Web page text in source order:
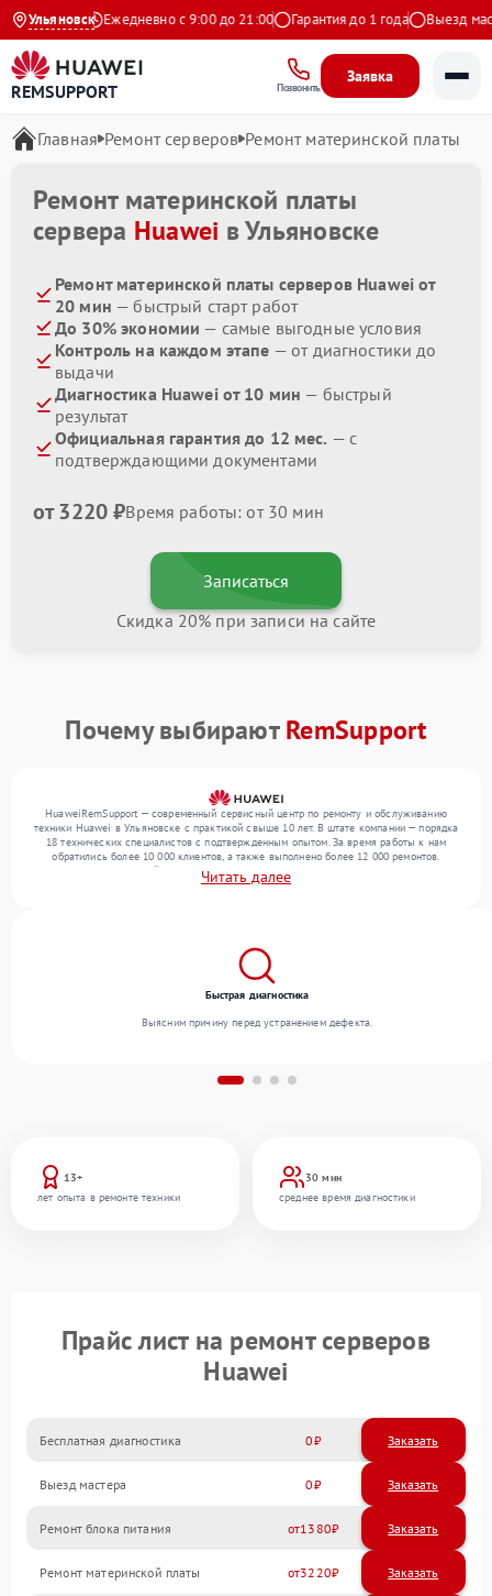
Ульяновск
на Яндекс Ежедневно с 9:00 до 21:00 Гарантия до 1 года Выезд
REMSUPPORT Позвонить
Заявка
Главная Ремонт серверов Ремонт материнской платы
Ремонт материнской платы
сервера Huawei в Ульяновске
Ремонт материнской платы серверов Huawei от
20 мин — быстрый старт работ
До 30% экономии — самые выгодные условия
Контроль на каждом этапе — от диагностики до
выдачи
Диагностика Huawei от 10 мин — быстрый
результат
Официальная гарантия до 12 мес. — с
подтверждающими документами
от 3220 ₽Время работы: от 30 мин
Записаться
Скидка 20% при записи на сайте
Почему выбираютRemSupport
HuaweiRemSupport — современный сервисный центр по ремонту и обслуживанию
техники Huawei в Ульяновске с практикой свыше 10 лет. В штате компании — порядка
18 технических специалистов с подтвержденным опытом. За время работы к нам
обратились более 10 000 клиентов, а также выполнено более 12 000 ремонтов.
Ежемесячно в сервисный центр поступает свыше 300 единиц техники, включая , , . Мы
беремся за задачи любой сложности и гарантируем высокое качество обслуживания
Читать далее
13+
лет опыта в ремонте техники
30 мин
среднее время диагностики
Быстрая диагностика
Выясним причину перед устранением дефекта.
Прайс лист на ремонт серверов
Huawei
Бесплатная диагностика 0 Заказать
Выезд мастера 0 Заказать
Ремонт блока питания 1380
Ремонт материнской платы 3220